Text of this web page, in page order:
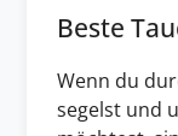
Beste
Wenn du
segelst und